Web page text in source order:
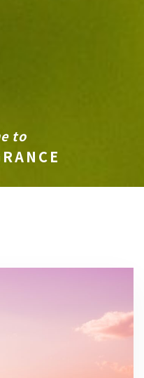
to